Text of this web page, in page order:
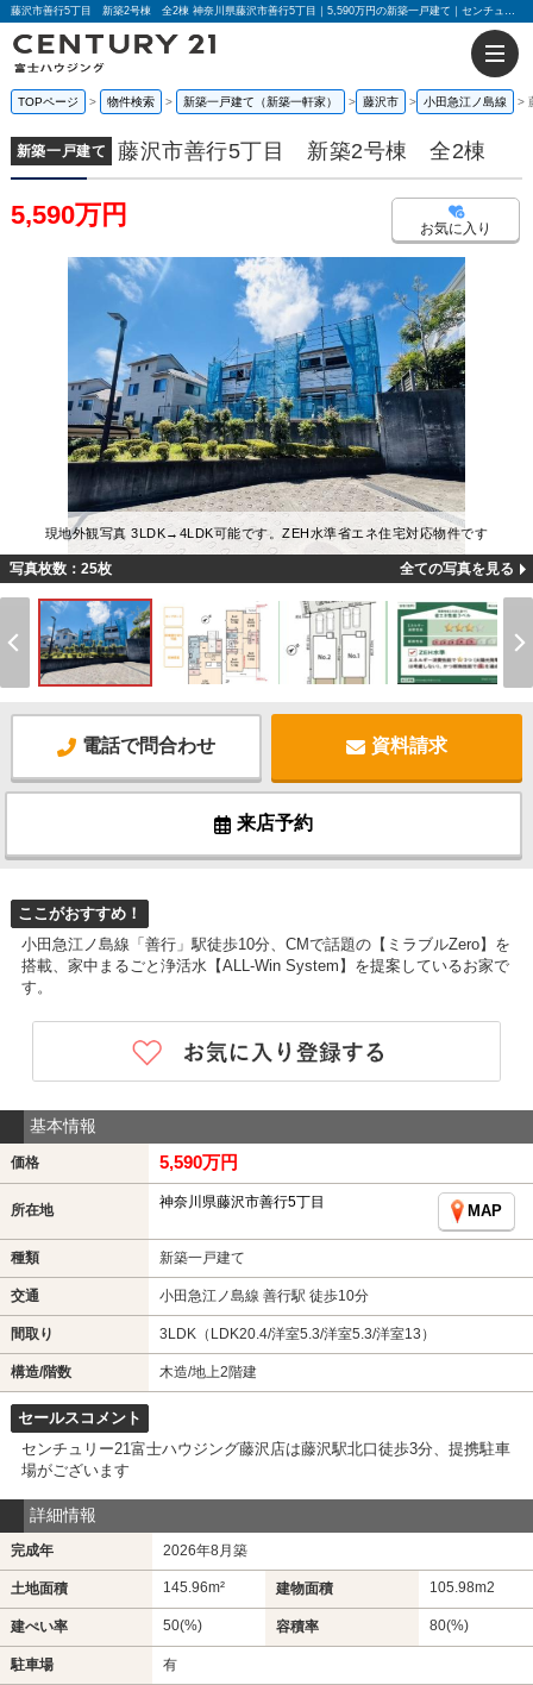
藤沢市善行5丁目 新築2号棟 全2棟 神奈川県藤沢市善行5丁目｜5,590万円の新築一戸建て｜センチュリー21富士ハウジング
TOPページ 物件検索 新築一戸建て（新築一軒家） 藤沢市 小田急江ノ島線
新築一戸建て 藤沢市善行5丁目 新築2号棟 全2棟
5,590万円 お気に入り
現地外観写真 3LDK→4LDK可能です。ZEH水準省エネ住宅対応物件です
写真枚数：25枚 全ての写真を見る
電話で問合わせ 資料請求
来店予約
ここがおすすめ！
小田急江ノ島線「善行」駅徒歩10分、CMで話題の【ミラブルZero】を
搭載、家中まるごと浄活水【ALL-Win System】を提案しているお家で
す。
基本情報
価格 5,590万円
所在地 神奈川県藤沢市善行5丁目
MAP
種類 新築一戸建て
交通 小田急江ノ島線 善行駅 徒歩10分
間取り 3LDK（LDK20.4/洋室5.3/洋室5.3/洋室13）
構造/階数 木造/地上2階建
セールスコメント
センチュリー21富士ハウジング藤沢店は藤沢駅北口徒歩3分、提携駐車
場がございます
詳細情報
完成年 2026年8月築
土地面積 145.96m² 建物面積 105.98m2
建ぺい率 50(%) 容積率 80(%)
駐車場 有